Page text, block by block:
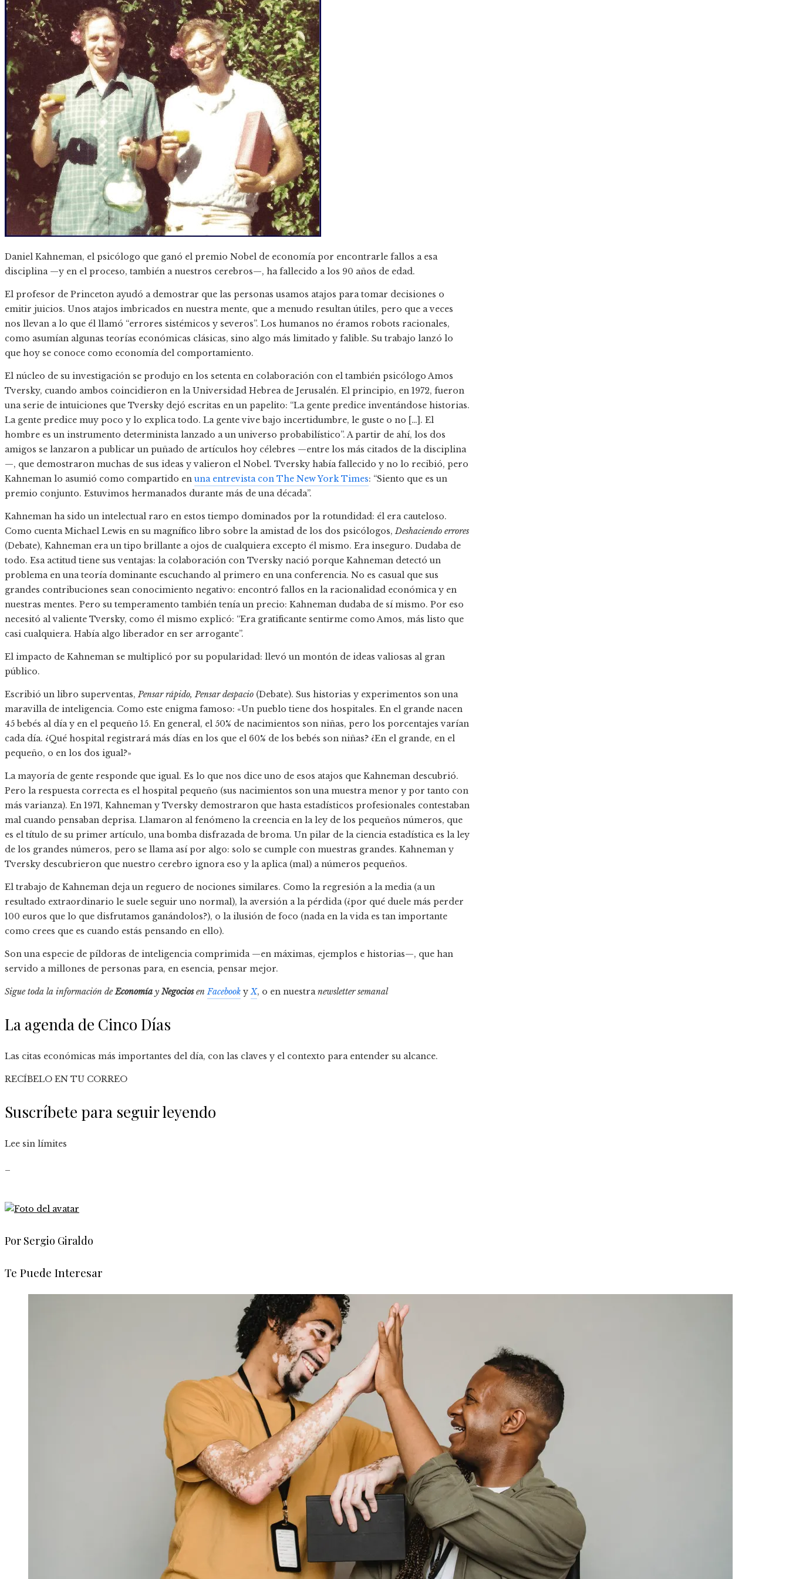
Daniel Kahneman, el psicólogo que ganó el premio Nobel de economía por encontrarle fallos a esa
disciplina —y en el proceso, también a nuestros cerebros—, ha fallecido a los 90 años de edad.
El profesor de Princeton ayudó a demostrar que las personas usamos atajos para tomar decisiones o
emitir juicios. Unos atajos imbricados en nuestra mente, que a menudo resultan útiles, pero que a veces
nos llevan a lo que él llamó “errores sistémicos y severos”. Los humanos no éramos robots racionales,
como asumían algunas teorías económicas clásicas, sino algo más limitado y falible. Su trabajo lanzó lo
que hoy se conoce como economía del comportamiento.
El núcleo de su investigación se produjo en los setenta en colaboración con el también psicólogo Amos
Tversky, cuando ambos coincidieron en la Universidad Hebrea de Jerusalén. El principio, en 1972, fueron
una serie de intuiciones que Tversky dejó escritas en un papelito: “La gente predice inventándose historias.
La gente predice muy poco y lo explica todo. La gente vive bajo incertidumbre, le guste o no […]. El
hombre es un instrumento determinista lanzado a un universo probabilístico”. A partir de ahí, los dos
amigos se lanzaron a publicar un puñado de artículos hoy célebres —entre los más citados de la disciplina
—, que demostraron muchas de sus ideas y valieron el Nobel. Tversky había fallecido y no lo recibió, pero
Kahneman lo asumió como compartido en una entrevista con The New York Times: “Siento que es un
premio conjunto. Estuvimos hermanados durante más de una década”.
Kahneman ha sido un intelectual raro en estos tiempo dominados por la rotundidad: él era cauteloso.
Como cuenta Michael Lewis en su magnífico libro sobre la amistad de los dos psicólogos,Deshaciendo errores
(Debate), Kahneman era un tipo brillante a ojos de cualquiera excepto él mismo. Era inseguro. Dudaba de
todo. Esa actitud tiene sus ventajas: la colaboración con Tversky nació porque Kahneman detectó un
problema en una teoría dominante escuchando al primero en una conferencia. No es casual que sus
grandes contribuciones sean conocimiento negativo: encontró fallos en la racionalidad económica y en
nuestras mentes. Pero su temperamento también tenía un precio: Kahneman dudaba de sí mismo. Por eso
necesitó al valiente Tversky, como él mismo explicó: “Era gratificante sentirme como Amos, más listo que
casi cualquiera. Había algo liberador en ser arrogante”.
El impacto de Kahneman se multiplicó por su popularidad: llevó un montón de ideas valiosas al gran
público.
Escribió un libro superventas,Pensar rápido, Pensar despacio (Debate). Sus historias y experimentos son una
maravilla de inteligencia. Como este enigma famoso: «Un pueblo tiene dos hospitales. En el grande nacen
45 bebés al día y en el pequeño 15. En general, el 50% de nacimientos son niñas, pero los porcentajes varían
cada día. ¿Qué hospital registrará más días en los que el 60% de los bebés son niñas? ¿En el grande, en el
pequeño, o en los dos igual?»
La mayoría de gente responde que igual. Es lo que nos dice uno de esos atajos que Kahneman descubrió.
Pero la respuesta correcta es el hospital pequeño (sus nacimientos son una muestra menor y por tanto con
más varianza). En 1971, Kahneman y Tversky demostraron que hasta estadísticos profesionales contestaban
mal cuando pensaban deprisa. Llamaron al fenómeno la creencia en la ley de los pequeños números, que
es el título de su primer artículo, una bomba disfrazada de broma. Un pilar de la ciencia estadística es la ley
de los grandes números, pero se llama así por algo: solo se cumple con muestras grandes. Kahneman y
Tversky descubrieron que nuestro cerebro ignora eso y la aplica (mal) a números pequeños.
El trabajo de Kahneman deja un reguero de nociones similares. Como la regresión a la media (a un
resultado extraordinario le suele seguir uno normal), la aversión a la pérdida (¿por qué duele más perder
100 euros que lo que disfrutamos ganándolos?), o la ilusión de foco (nada en la vida es tan importante
como crees que es cuando estás pensando en ello).
Son una especie de píldoras de inteligencia comprimida —en máximas, ejemplos e historias—, que han
servido a millones de personas para, en esencia, pensar mejor.
Sigue toda la información deEconomía y NegociosenFacebook yX, o en nuestranewsletter semanal
La agenda de Cinco Días
Las citas económicas más importantes del día, con las claves y el contexto para entender su alcance.
RECÍBELO EN TU CORREO
Suscríbete para seguir leyendo
Lee sin límites
Por Sergio Giraldo
Te Puede Interesar